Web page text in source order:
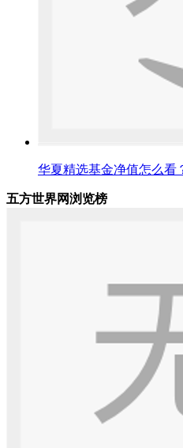
华夏精选基金净值怎么看
五方世界网浏览榜